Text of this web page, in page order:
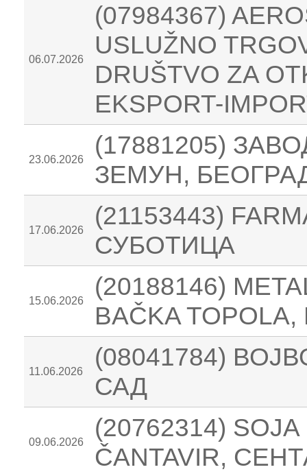
06.07.2026
(07984367)
USLUŽNO
DRUŠTVO ZA
EKSPORT-
23.06.2026
(17881205)
ЗЕМУН,
17.06.2026
(21153443)
СУБОТИЦА
15.06.2026
(20188146)
BAČKA
11.06.2026
(08041784)
САД
09.06.2026
(20762314)
ČANTAVIR,